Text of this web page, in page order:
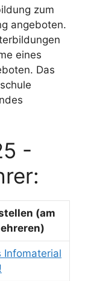
zum
angeboten.
eines
Das
-
(am
Infomaterial